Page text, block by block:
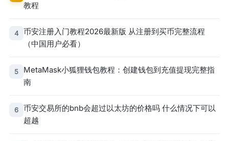
教程
4
币安注册入门教程2026最新版 从注册到买币完整流程
（中国用户必看）
5
MetaMask小狐狸钱包教程：创建钱包到充值提现完整指
南
6
币安交易所的bnb会超过以太坊的价格吗 什么情况下可以
超越